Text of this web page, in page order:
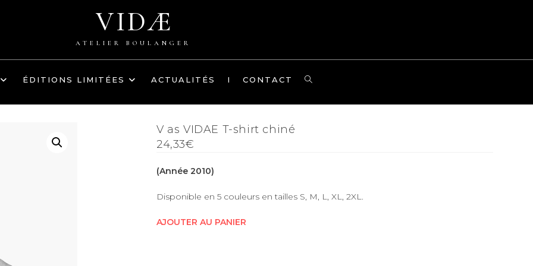
VIDÆ
ATELIER BOULANGER
ÉDITIONS LIMITÉES ACTUALITÉS I CONTACT
TOGGLE
V as VIDAE T-shirt chiné
24,33€
(Année 2010)
Disponible en 5 couleurs en tailles S, M, L, XL, 2XL.
AJOUTER AU PANIER